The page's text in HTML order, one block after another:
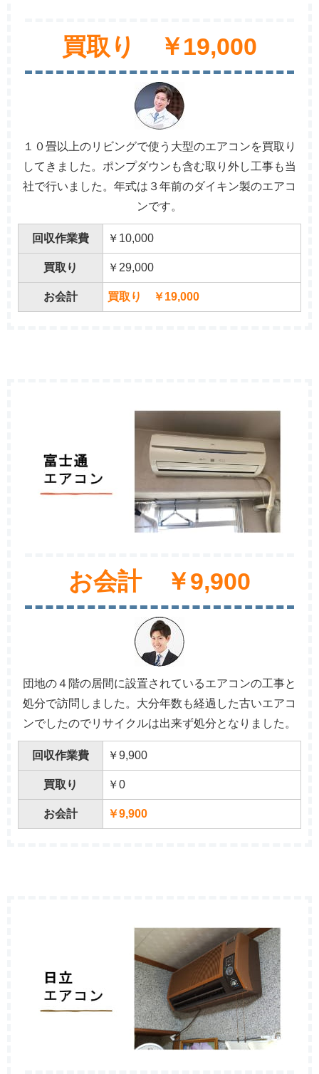
買取り ￥19,000
１０畳以上のリビングで使う大型のエアコンを買取り
してきました。ポンプダウンも含む取り外し工事も当
社で行いました。年式は３年前のダイキン製のエアコ
ンです。
回収作業費 ￥10,000
買取り ￥29,000
お会計 買取り ￥19,000
お会計 ￥9,900
団地の４階の居間に設置されているエアコンの工事と
処分で訪問しました。大分年数も経過した古いエアコ
ンでしたのでリサイクルは出来ず処分となりました。
回収作業費 ￥9,900
買取り ￥0
お会計 ￥9,900